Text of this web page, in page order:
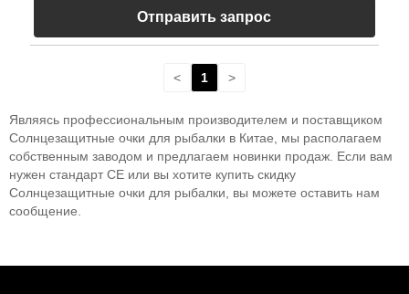
Отправить запрос
< 1 >
Являясь профессиональным производителем и поставщиком
Солнцезащитные очки для рыбалки в Китае, мы располагаем
собственным заводом и предлагаем новинки продаж. Если вам
нужен стандарт CE или вы хотите купить скидку
Солнцезащитные очки для рыбалки, вы можете оставить нам
сообщение.